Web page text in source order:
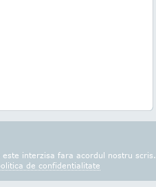
interzisa fara acordul nostru scris.
de confidentialitate